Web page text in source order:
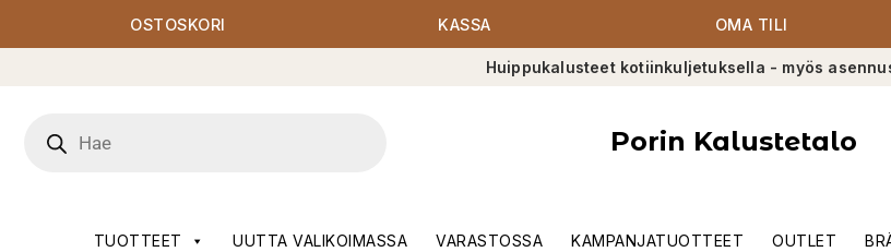
OSTOSKORI KASSA OMA TILI
Huippukalusteet kotiinkuljetuksella - myös
search
Porin Kalustetalo
TUOTTEET UUTTA VALIKOIMASSA VARASTOSSA KAMPANJATUOTTEET OUTLET